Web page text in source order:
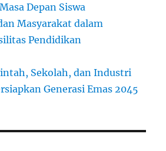
Depan Siswa
Masyarakat dalam
Pendidikan
Sekolah, dan Industri
Generasi Emas 2045